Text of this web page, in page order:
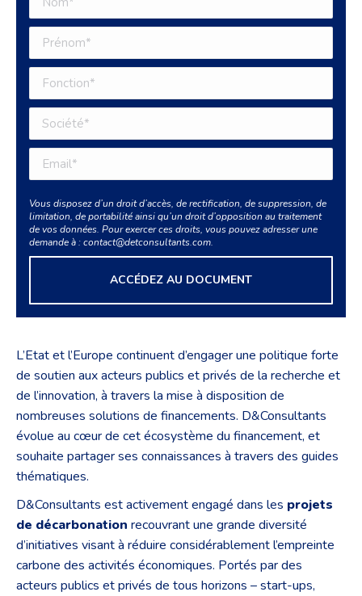
L’Etat et l’Europe continuent d’engager une politique forte
de soutien aux acteurs publics et privés de la recherche et
de l’innovation, à travers la mise à disposition de
nombreuses solutions de financements. D&Consultants
évolue au cœur de cet écosystème du financement, et
souhaite partager ses connaissances à travers des guides
thématiques.
D&Consultants est activement engagé dans les projets
de décarbonation recouvrant une grande diversité
d’initiatives visant à réduire considérablement l’empreinte
carbone des activités économiques. Portés par des
acteurs publics et privés de tous horizons – start-ups,
Vous disposez d’un droit d’accès, de rectification, de suppression, de
limitation, de portabilité ainsi qu’un droit d’opposition au traitement
de vos données. Pour exercer ces droits, vous pouvez adresser une
demande à : contact@detconsultants.com.